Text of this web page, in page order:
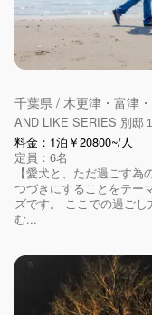
千葉県 / 木更津・富津
AND LIKE SERIES 別邸
料金：1泊￥20800~/人
定員：6名
【愛犬と、ただ過ごす
つづきにすることをテー
ズです。 ここでの過ご
む...